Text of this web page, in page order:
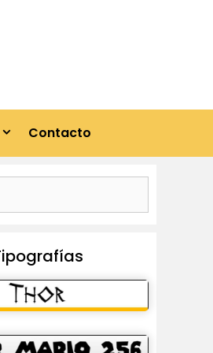
Contacto